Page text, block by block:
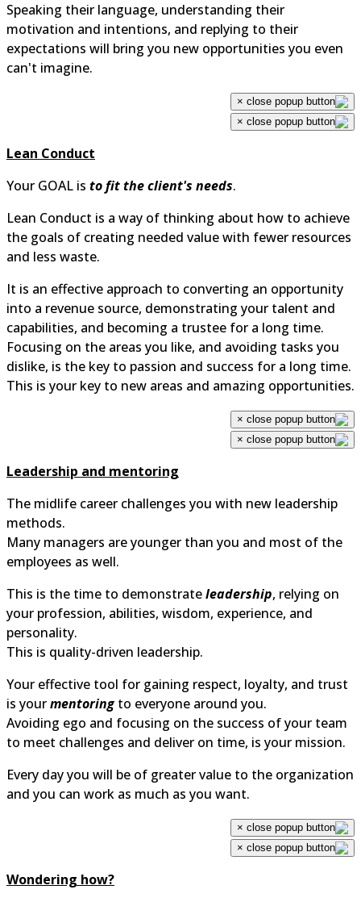
Speaking their language, understanding their
motivation and intentions, and replying to their
expectations will bring you new opportunities you even
can't imagine.
×
×
Lean Conduct
Your GOAL isto fit the client's needs
Lean Conduct is a way of thinking about how to
the goals of creating needed value with fewer
and less waste.
It is an effective approach to converting an opportunity
into a revenue source, demonstrating your talent and
capabilities, and becoming a trustee for a long time.
Focusing on the areas you like, and avoiding tasks you
dislike, is the key to passion and success for a long
This is your key to new areas and amazing
×
×
Leadership and mentoring
The midlife career challenges you with new leadership
methods.
Many managers are younger than you and most of the
employees as well.
This is the time to demonstrateleadership, relying on
your profession, abilities, wisdom, experience, and
personality.
This is quality-driven leadership.
Your effective tool for gaining respect, loyalty, and
is yourmentoringto everyone around you.
Avoiding ego and focusing on the success of your team
to meet challenges and deliver on time, is your mission.
Every day you will be of greater value to the
and you can work as much as you want.
×
×
Wondering how?